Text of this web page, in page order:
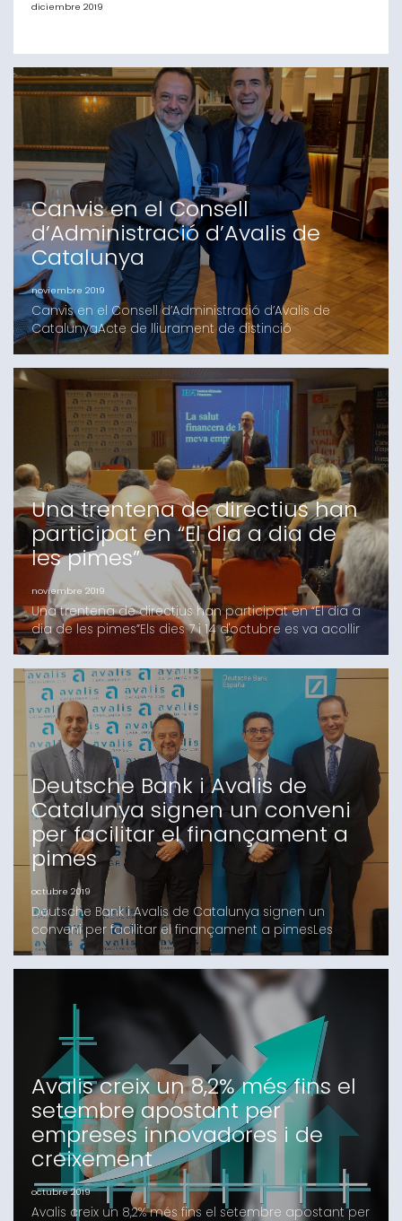
diciembre 2019
de fins a dos milions d’euros per facilitar l’accés al
crèdit a les pimes catalanes Els beneficiaris són
empreses que realitzin projectes destinats a inversions
productives i de creixement empresarial La previsió és
que gràcies a aquesta línia es podran avalar al voltant
de 147 operacions
Canvis en el Consell
d’Administració d’Avalis de
Catalunya
noviembre 2019
Canvis en el Consell d’Administració d’Avalis de
CatalunyaActe de lliurament de distinció
commemorativa per part del President d’Avalis Sr.
Josep Ramón Sanromà al Sr. Joan Perona Martínez.El
Sr. Joan Perona Martínez ha deixat de ser membre
del Consell d’Administració d’Avalis de Catalunya
atesa la jubilació de les seves responsabilitats a
BBVA.El S
Una trentena de directius han
participat en “El dia a dia de
les pimes”
noviembre 2019
Una trentena de directius han participat en “El dia a
dia de les pimes”Els dies 7 i 14 d'octubre es va acollir
la 1a edició de “El dia de les pimes” organitzat per
Avalis de Catalunya S.G.R., juntament amb l´institut
Català de Finances (ICF) i l’institut d´Estudis Financers
(IEF), amb l´objectiu de capacitar els gerents de les
pimes i impulsar una
Deutsche Bank i Avalis de
Catalunya signen un conveni
per facilitar el finançament a
pimes
octubre 2019
Deutsche Bank i Avalis de Catalunya signen un
conveni per facilitar el finançament a pimesLes
pimes podran sol·licitar préstecs a Deutsche Bank
comptant amb el suport de la societat de garantia
recíprocaBarcelona, 29 d’octubre de 2019. Deutsche
Bank i Avalis de Catalunya han signat un conveni
marc de col·laboració per a facilitar el finançament
Avalis creix un 8,2% més fins el
setembre apostant per
empreses innovadores i de
creixement
octubre 2019
Avalis creix un 8,2% més fins el setembre apostant per